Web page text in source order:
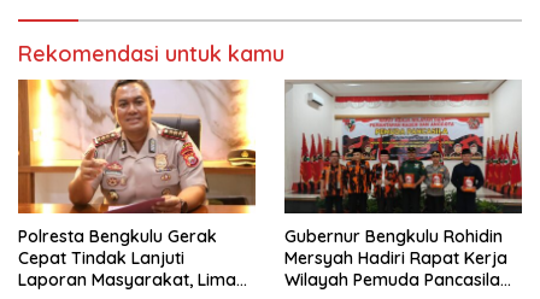
Rekomendasi untuk kamu
‎Polresta Bengkulu Gerak
Cepat Tindak Lanjuti
Laporan Masyarakat, Lima
Gubernur Bengkulu Rohidin
Mersyah Hadiri Rapat Kerja
Wilayah Pemuda Pancasila